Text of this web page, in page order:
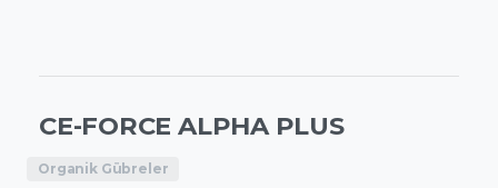
CE-FORCE ALPHA PLUS
Organik Gübreler